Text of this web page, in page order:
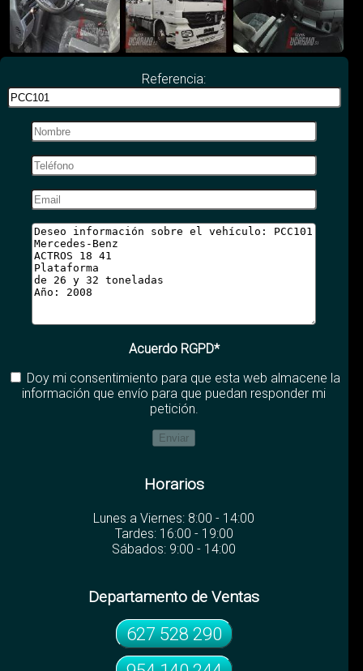
Referencia:
Acuerdo RGPD*
Doy mi consentimiento para que esta web almacene la
información que envío para que puedan responder mi
petición.
Horarios
Lunes a Viernes: 8:00 - 14:00
Tardes: 16:00 - 19:00
Sábados: 9:00 - 14:00
Departamento de Ventas
627 528 290